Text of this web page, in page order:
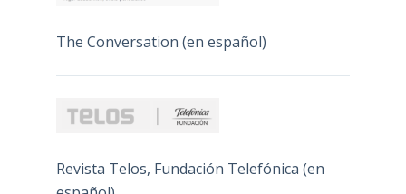
The Conversation (en español)
Revista Telos, Fundación Telefónica (en